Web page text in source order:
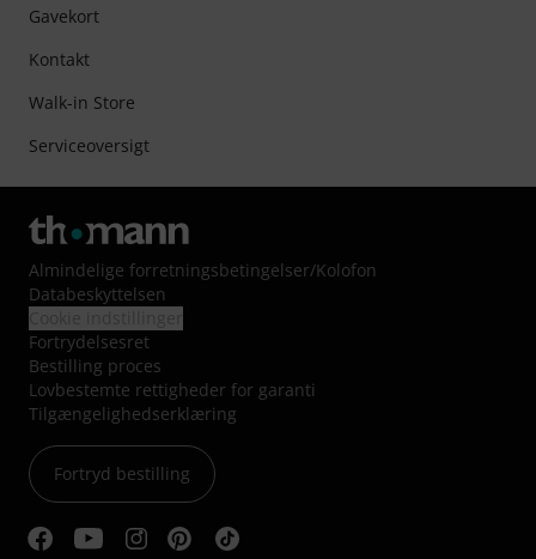
Gavekort
Kontakt
Walk-in Store
Serviceoversigt
Almindelige forretningsbetingelser/Kolofon
Databeskyttelsen
Fortrydelsesret
Bestilling proces
Lovbestemte rettigheder for garanti
Tilgængelighedserklæring
Fortryd bestilling